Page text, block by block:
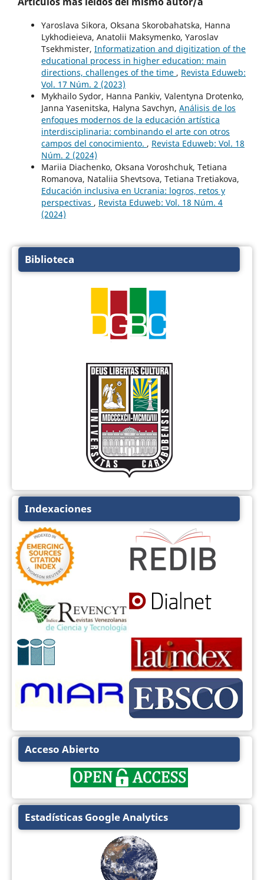
Yaroslava Sikora, Oksana Skorobahatska, Hanna
Lykhodieieva, Anatolii Maksymenko, Yaroslav
Tsekhmister, Informatization and digitization of the
educational process in higher education: main
directions, challenges of the time , Revista Eduweb:
Vol. 17 Núm. 2 (2023)
Mykhailo Sydor, Hanna Pankiv, Valentyna Drotenko,
Janna Yasenitska, Halyna Savchyn, Análisis de los
enfoques modernos de la educación artística
interdisciplinaria: combinando el arte con otros
campos del conocimiento. , Revista Eduweb: Vol. 18
Núm. 2 (2024)
Mariia Diachenko, Oksana Voroshchuk, Tetiana
Romanova, Nataliia Shevtsova, Tetiana Tretiakova,
Educación inclusiva en Ucrania: logros, retos y
perspectivas , Revista Eduweb: Vol. 18 Núm. 4
(2024)
Biblioteca
Indexaciones
Acceso Abierto
Estadísticas Google Analytics